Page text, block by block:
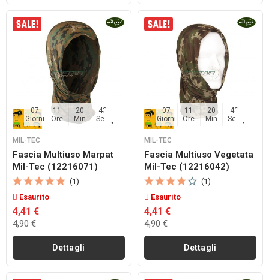
07
Giorni
11
Ore
20
Min
42
Sec
MIL-TEC
Fascia Multiuso Marpat
Mil-Tec (12216071)
(1)
Esaurito
4,41 €
4,90 €
Dettagli
07
Giorni
11
Ore
20
Min
42
Sec
MIL-TEC
Fascia Multiuso Vegetata
Mil-Tec (12216042)
(1)
Esaurito
4,41 €
4,90 €
Dettagli